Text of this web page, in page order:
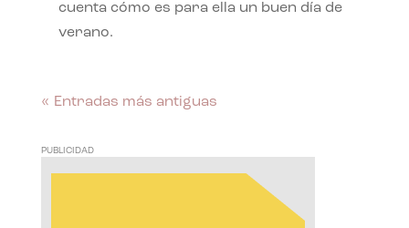
cuenta cómo es para ella un buen día de
verano.
« Entradas más antiguas
PUBLICIDAD